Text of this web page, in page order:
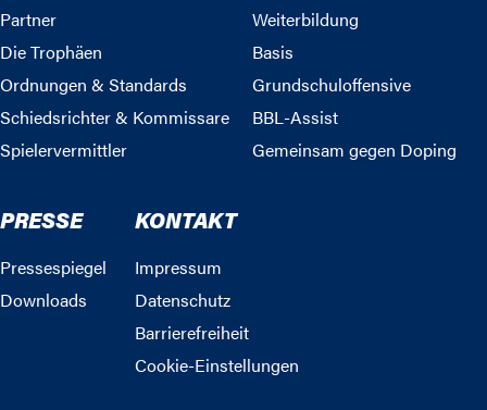
Partner
Die Trophäen
Ordnungen & Standards
Schiedsrichter & Kommissare
Spielervermittler
Weiterbildung
Basis
Grundschuloffensive
BBL-Assist
Gemeinsam gegen Doping
PRESSE
Pressespiegel
Downloads
KONTAKT
Impressum
Datenschutz
Barrierefreiheit
Cookie-Einstellungen